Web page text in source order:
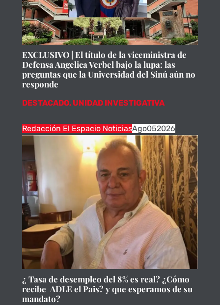
EXCLUSIVO | El título de la viceministra de
Defensa Angelica Verbel bajo la lupa: las
preguntas que la Universidad del Sinú aún no
responde
DESTACADO, UNIDAD INVESTIGATIVA
Redacción El Espacio NoticiasAgo052026
¿ Tasa de desempleo del 8% es real? ¿Cómo
recibe ADLE el Pais? y que esperamos de su
mandato?